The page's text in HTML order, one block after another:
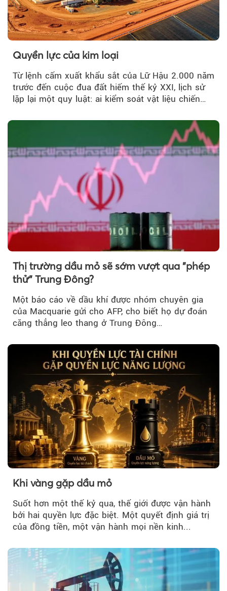
Quyền lực của kim loại
Từ lệnh cấm xuất khẩu sắt của Lữ Hậu 2.000 năm
trước đến cuộc đua đất hiếm thế kỷ XXI, lịch sử
lặp lại một quy luật: ai kiểm soát vật liệu chiến
Thị trường dầu mỏ sẽ sớm vượt qua "phép
thử" Trung Đông?
Một báo cáo về dầu khí được nhóm chuyên gia
của Macquarie gửi cho AFP, cho biết họ dự đoán
căng thẳng leo thang ở Trung Đông…
Khi vàng gặp dầu mỏ
Suốt hơn một thế kỷ qua, thế giới được vận hành
bởi hai quyền lực đặc biệt. Một quyết định giá trị
của đồng tiền, một vận hành mọi nền kinh...